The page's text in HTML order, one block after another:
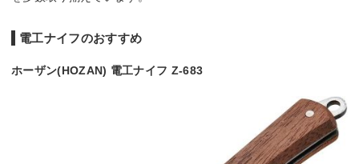
電工ナイフのおすすめ
ホーザン(HOZAN) 電工ナイフ Z-683